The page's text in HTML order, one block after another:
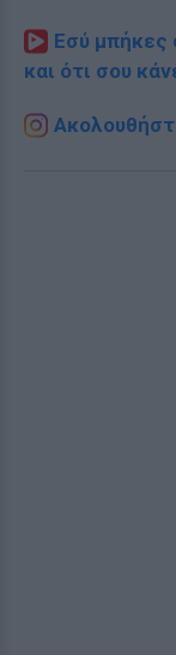
Εσύ μπήκες
και ότι σου